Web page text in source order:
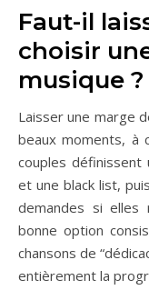
Faut-il
choisir
musique ?
Laisser une marge
beaux moments, à
couples définissent
et une black list,
demandes si elles
bonne option
chansons de
entièrement la